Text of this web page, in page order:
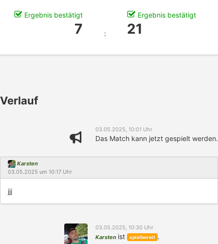
Ergebnis bestätigt Ergebnis bestätigt
7 : 21
Verlauf
03.05.2025, 10:01 Uhr
Das Match kann jetzt gespielt werden.
Karsten
03.05.2025 um 10:17 Uhr
jjj
03.05.2025, 10:30 Uhr
Karsten ist spielbereit .